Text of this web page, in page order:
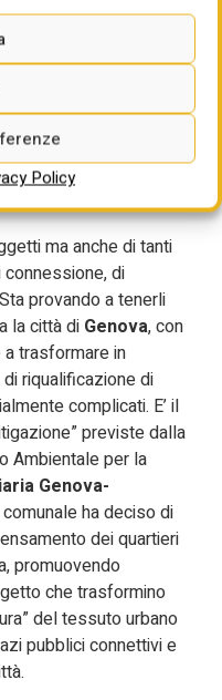
Policy
Campasso
Dune: da
a
ma anche di tanti
di
provando a tenerli
la città di Genova, con
trasformare in
riqualificazione di
complicati. E’ il
previste dalla
Ambientale per la
Genova-
ha deciso di
dei quartieri
promuovendo
che trasformino
del tessuto urbano
pubblici connettivi e